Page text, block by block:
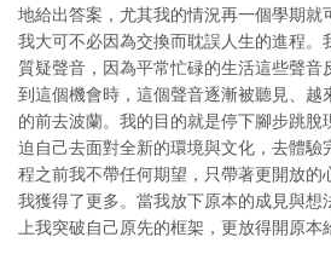
地給出答案，尤其我的情況再一個學期就
我大可不必因為交換而耽誤人生的進程。
質疑聲音，因為平常忙碌的生活這些聲音
到這個機會時，這個聲音逐漸被聽見、越
的前去波蘭。我的目的就是停下腳步跳脫
迫自己去面對全新的環境與文化，去體驗
程之前我不帶任何期望，只帶著更開放的
我獲得了更多。當我放下原本的成見與想
上我突破自己原先的框架，更放得開原本